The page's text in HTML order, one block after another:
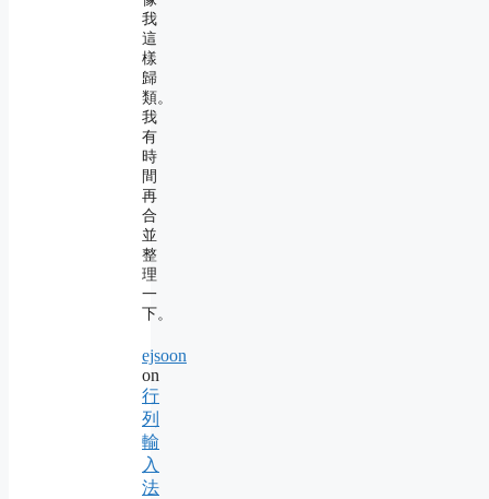
我
這
樣
歸
類。
我
有
時
間
再
合
並
整
理
一
下。
ejsoon
on
行
列
輸
入
法